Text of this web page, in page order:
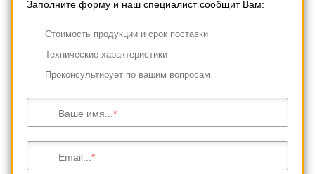
Заполните форму и наш специалист сообщит Вам:
Cтоимость продукции и срок поставки
Технические характеристики
Проконсультирует по вашим вопросам
Ваше имя...
Email...